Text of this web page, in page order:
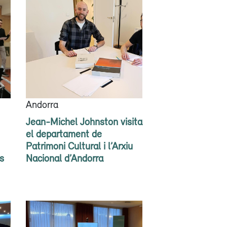
Andorra
Jean-Michel Johnston visita
el departament de
Patrimoni Cultural i l’Arxiu
Nacional d’Andorra